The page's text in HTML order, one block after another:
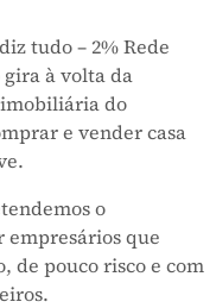
tudo – 2% Rede
à volta da
imobiliária do
e vender casa
o
empresários que
de pouco risco e com